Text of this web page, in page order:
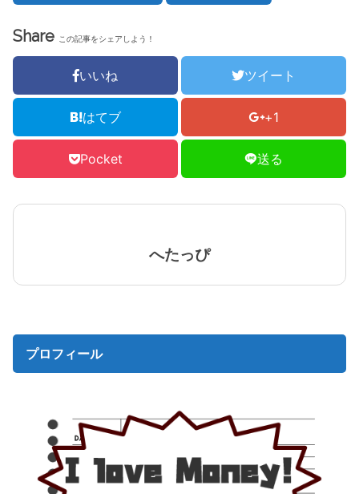
Share この記事をシェアしよう！
いいね ツイート
はてブ +1
Pocket 送る
へたっぴ
プロフィール